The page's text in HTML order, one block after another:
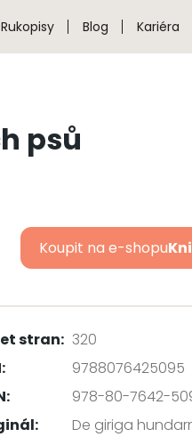
Rukopisy Blog Kariéra
psů
Koupit na e-shopu
stran: 320
9788076425095
978-80-7642-
De giriga